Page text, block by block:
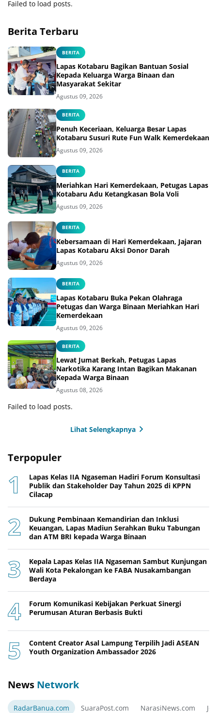
Failed to load posts.
Berita Terbaru
BERITA
Lapas Kotabaru Bagikan Bantuan Sosial
Kepada Keluarga Warga Binaan dan
Masyarakat Sekitar
Agustus 09, 2026
BERITA
Penuh Keceriaan, Keluarga Besar Lapas
Kotabaru Susuri Rute Fun Walk Kemerdekaan
Agustus 09, 2026
BERITA
Meriahkan Hari Kemerdekaan, Petugas Lapas
Kotabaru Adu Ketangkasan Bola Voli
Agustus 09, 2026
BERITA
Kebersamaan di Hari Kemerdekaan, Jajaran
Lapas Kotabaru Aksi Donor Darah
Agustus 09, 2026
BERITA
Lapas Kotabaru Buka Pekan Olahraga
Petugas dan Warga Binaan Meriahkan Hari
Kemerdekaan
Agustus 09, 2026
BERITA
Lewat Jumat Berkah, Petugas Lapas
Narkotika Karang Intan Bagikan Makanan
Kepada Warga Binaan
Agustus 08, 2026
Failed to load posts.
Lihat Selengkapnya
Terpopuler
Lapas Kelas IIA Ngaseman Hadiri Forum Konsultasi
Publik dan Stakeholder Day Tahun 2025 di KPPN
Cilacap
Dukung Pembinaan Kemandirian dan Inklusi
Keuangan, Lapas Madiun Serahkan Buku Tabungan
dan ATM BRI kepada Warga Binaan
Kepala Lapas Kelas IIA Ngaseman Sambut Kunjungan
Wali Kota Pekalongan ke FABA Nusakambangan
Berdaya
Forum Komunikasi Kebijakan Perkuat Sinergi
Perumusan Aturan Berbasis Bukti
Content Creator Asal Lampung Terpilih Jadi ASEAN
Youth Organization Ambassador 2026
News Network
RadarBanua.com SuaraPost.com NarasiNews.com